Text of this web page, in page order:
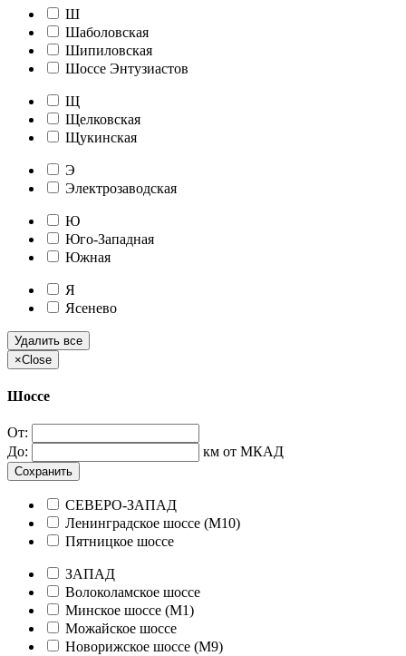
Ш
Шаболовская
Шипиловская
Шоссе Энтузиастов
Щ
Щелковская
Щукинская
Э
Электрозаводская
Ю
Юго-Западная
Южная
Я
Ясенево
Удалить все
×Close
Шоссе
От:
До:
км от МКАД
Сохранить
СЕВЕРО-ЗАПАД
Ленинградское шоссе (М10)
Пятницкое шоссе
ЗАПАД
Волоколамское шоссе
Минское шоссе (М1)
Можайское шоссе
Новорижское шоссе (М9)